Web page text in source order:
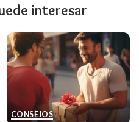
interesar
CONSEJOS